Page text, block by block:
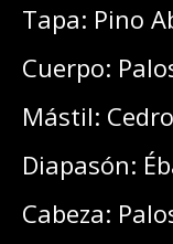
Tapa: Pino
Cuerpo:
Mástil:
Diapasón:
Cabeza: